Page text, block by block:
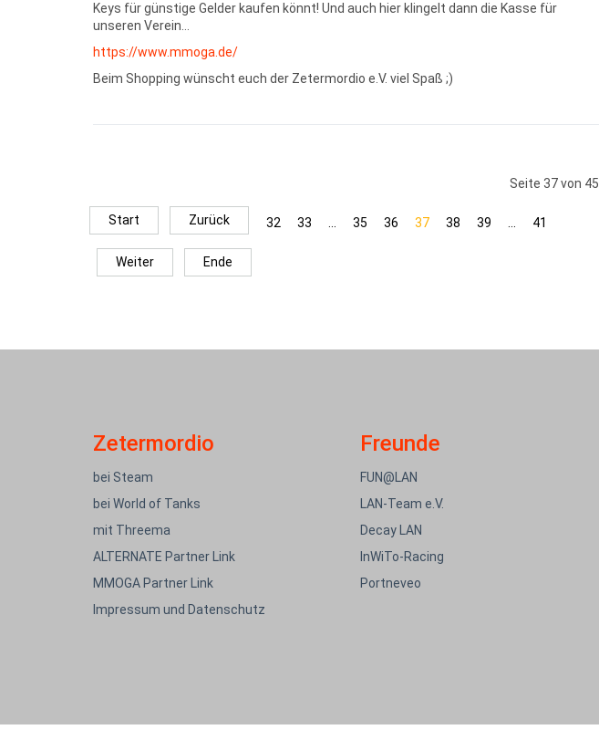
Keys für günstige Gelder kaufen könnt! Und auch hier klingelt dann die Kasse für
unseren Verein…
https://www.mmoga.de/
Beim Shopping wünscht euch der Zetermordio e.V. viel Spaß ;)
Seite 37 von 45
Start Zurück 32 33 35 36 37 38 39 41
Weiter Ende
Zetermordio
bei Steam
bei World of Tanks
mit Threema
ALTERNATE Partner Link
MMOGA Partner Link
Impressum und Datenschutz
Freunde
FUN@LAN
LAN-Team e.V.
Decay LAN
InWiTo-Racing
Portneveo